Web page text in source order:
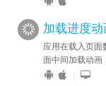
加载进度
应用在载入页
面中间加载动画
|